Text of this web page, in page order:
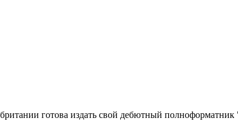
готова издать свой дебютный